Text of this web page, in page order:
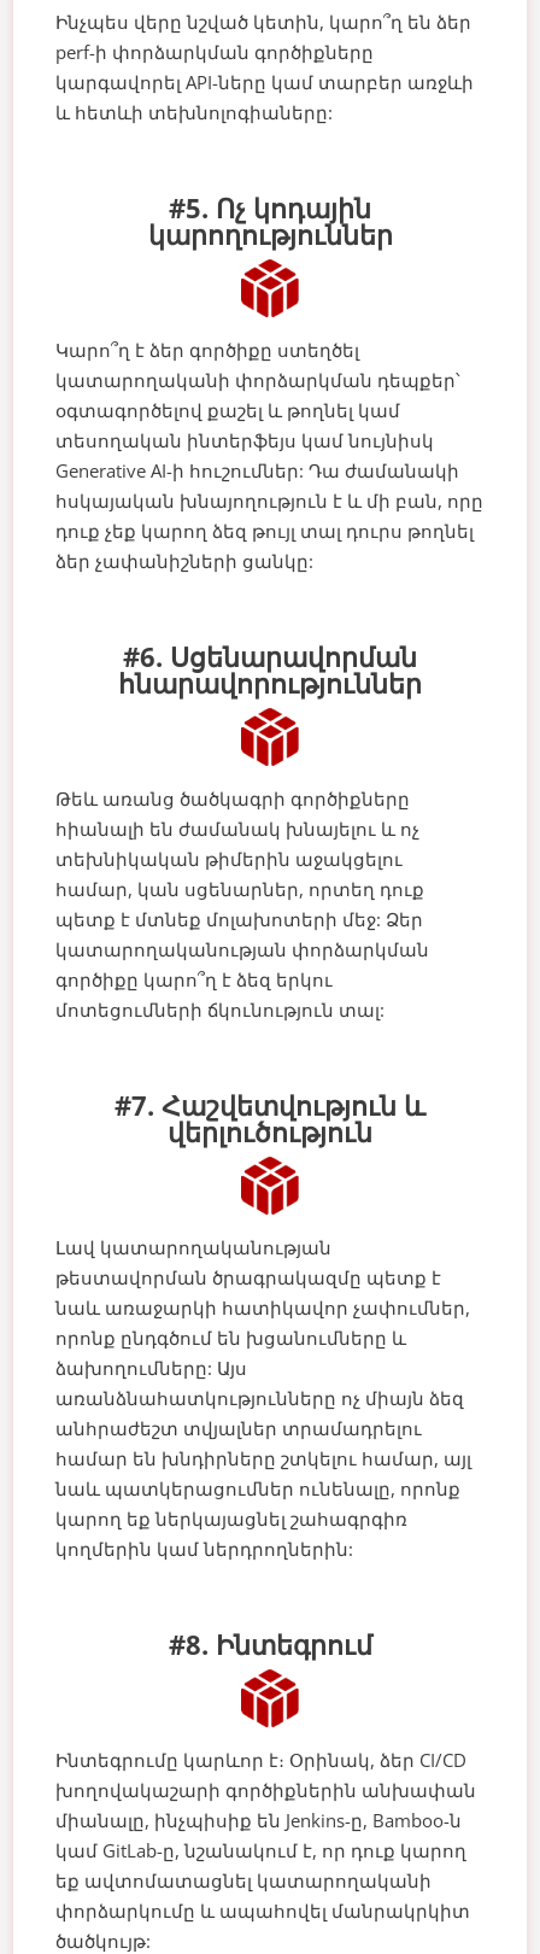
Ինչպես վերը նշված կետին, կարո՞ղ են ձեր
perf-ի փորձարկման գործիքները
կարգավորել API-ները կամ տարբեր առջևի
և հետևի տեխնոլոգիաները:
#5. Ոչ կոդային
կարողություններ
Կարո՞ղ է ձեր գործիքը ստեղծել
կատարողականի փորձարկման դեպքեր՝
օգտագործելով քաշել և թողնել կամ
տեսողական ինտերֆեյս կամ նույնիսկ
Generative AI-ի հուշումներ: Դա ժամանակի
հսկայական խնայողություն է և մի բան, որը
դուք չեք կարող ձեզ թույլ տալ դուրս թողնել
ձեր չափանիշների ցանկը:
#6. Սցենարավորման
հնարավորություններ
Թեև առանց ծածկագրի գործիքները
հիանալի են ժամանակ խնայելու և ոչ
տեխնիկական թիմերին աջակցելու
համար, կան սցենարներ, որտեղ դուք
պետք է մտնեք մոլախոտերի մեջ: Ձեր
կատարողականության փորձարկման
գործիքը կարո՞ղ է ձեզ երկու
մոտեցումների ճկունություն տալ:
#7. Հաշվետվություն և
վերլուծություն
Լավ կատարողականության
թեստավորման ծրագրակազմը պետք է
նաև առաջարկի հատիկավոր չափումներ,
որոնք ընդգծում են խցանումները և
ձախողումները: Այս
առանձնահատկությունները ոչ միայն ձեզ
անհրաժեշտ տվյալներ տրամադրելու
համար են խնդիրները շտկելու համար, այլ
նաև պատկերացումներ ունենալը, որոնք
կարող եք ներկայացնել շահագրգիռ
կողմերին կամ ներդրողներին:
#8. Ինտեգրում
Ինտեգրումը կարևոր է։ Օրինակ, ձեր CI/CD
խողովակաշարի գործիքներին անխափան
միանալը, ինչպիսիք են Jenkins-ը, Bamboo-ն
կամ GitLab-ը, նշանակում է, որ դուք կարող
եք ավտոմատացնել կատարողականի
փորձարկումը և ապահովել մանրակրկիտ
ծածկույթ: